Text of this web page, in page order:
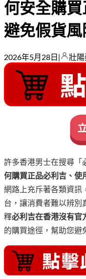
何安全購買
避免假貨風
2026年5月28日 壯陽
許多香港男士在搜尋「
何購買正品必利吉、使
網路上充斥著各類資訊
台，讓消費者難以辨別
釋必利吉在香港沒有官
的購買途徑，幫助您避